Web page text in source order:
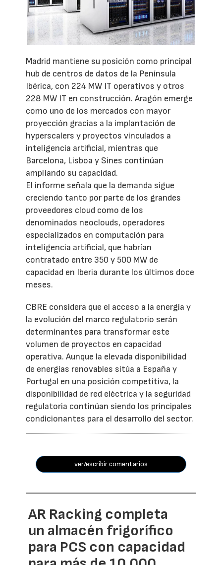
Madrid mantiene su posición como principal
hub de centros de datos de la Península
Ibérica, con 224 MW IT operativos y otros
228 MW IT en construcción. Aragón emerge
como uno de los mercados con mayor
proyección gracias a la implantación de
hyperscalers y proyectos vinculados a
inteligencia artificial, mientras que
Barcelona, Lisboa y Sines continúan
ampliando su capacidad.
El informe señala que la demanda sigue
creciendo tanto por parte de los grandes
proveedores cloud como de los
denominados neoclouds, operadores
especializados en computación para
inteligencia artificial, que habrían
contratado entre 350 y 500 MW de
capacidad en Iberia durante los últimos doce
meses.
CBRE considera que el acceso a la energía y
la evolución del marco regulatorio serán
determinantes para transformar este
volumen de proyectos en capacidad
operativa. Aunque la elevada disponibilidad
de energías renovables sitúa a España y
Portugal en una posición competitiva, la
disponibilidad de red eléctrica y la seguridad
regulatoria continúan siendo los principales
condicionantes para el desarrollo del sector.
ver/escribir comentarios
AR Racking completa
un almacén frigorífico
para PCS con capacidad